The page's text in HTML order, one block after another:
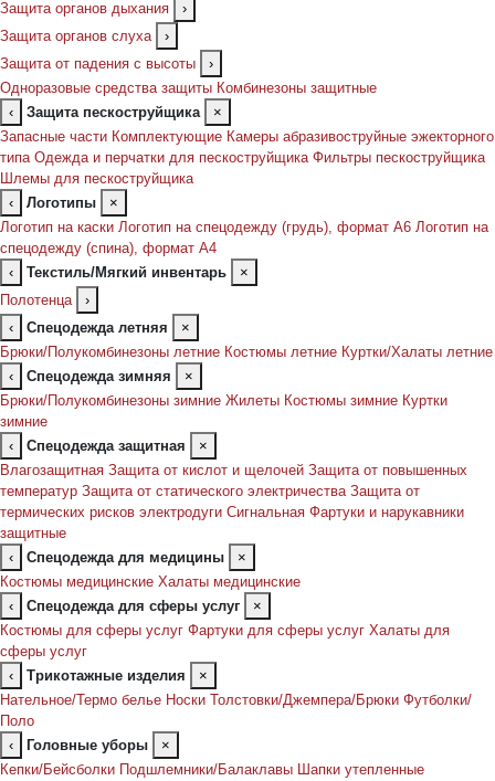
Защита органов дыхания
›
Защита органов слуха
›
Защита от падения с высоты
›
Одноразовые средства защиты Комбинезоны защитные
‹
Защита пескоструйщика
×
Запасные части Комплектующие Камеры абразивоструйные эжекторного
типа Одежда и перчатки для пескоструйщика Фильтры пескоструйщика
Шлемы для пескоструйщика
‹
Логотипы
×
Логотип на каски Логотип на спецодежду (грудь), формат А6 Логотип на
спецодежду (спина), формат А4
‹
Текстиль/Мягкий инвентарь
×
Полотенца
›
‹
Спецодежда летняя
×
Брюки/Полукомбинезоны летние Костюмы летние Куртки/Халаты летние
‹
Спецодежда зимняя
×
Брюки/Полукомбинезоны зимние Жилеты Костюмы зимние Куртки
зимние
‹
Спецодежда защитная
×
Влагозащитная Защита от кислот и щелочей Защита от повышенных
температур Защита от статического электричества Защита от
термических рисков электродуги Сигнальная Фартуки и нарукавники
защитные
‹
Спецодежда для медицины
×
Костюмы медицинские Халаты медицинские
‹
Спецодежда для сферы услуг
×
Костюмы для сферы услуг Фартуки для сферы услуг Халаты для
сферы услуг
‹
Трикотажные изделия
×
Нательное/Термо белье Носки Толстовки/Джемпера/Брюки Футболки/
Поло
‹
Головные уборы
×
Кепки/Бейсболки Подшлемники/Балаклавы Шапки утепленные